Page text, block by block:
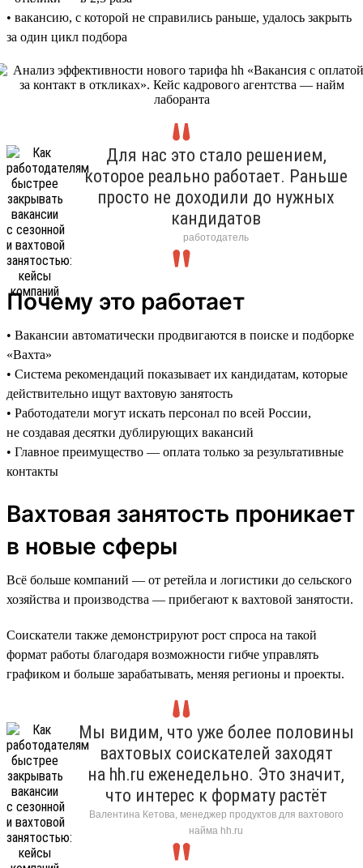
• вакансию, с которой не справились раньше, удалось закрыть
за один цикл подбора
Для нас это стало решением,
которое реально работает. Раньше
просто не доходили до нужных
кандидатов
работодатель
Почему это работает
• Вакансии автоматически продвигаются в поиске и подборке
«Вахта»
• Система рекомендаций показывает их кандидатам, которые
действительно ищут вахтовую занятость
• Работодатели могут искать персонал по всей России,
не создавая десятки дублирующих вакансий
• Главное преимущество — оплата только за результативные
контакты
Вахтовая занятость проникает
в новые сферы
Всё больше компаний — от ретейла и логистики до сельского
хозяйства и производства — прибегают к вахтовой занятости.
Соискатели также демонстрируют рост спроса на такой
формат работы благодаря возможности гибче управлять
графиком и больше зарабатывать, меняя регионы и проекты.
Мы видим, что уже более половины
вахтовых соискателей заходят
на hh.ru еженедельно. Это значит,
что интерес к формату растёт
Валентина Кетова, менеджер продуктов для вахтового
найма hh.ru